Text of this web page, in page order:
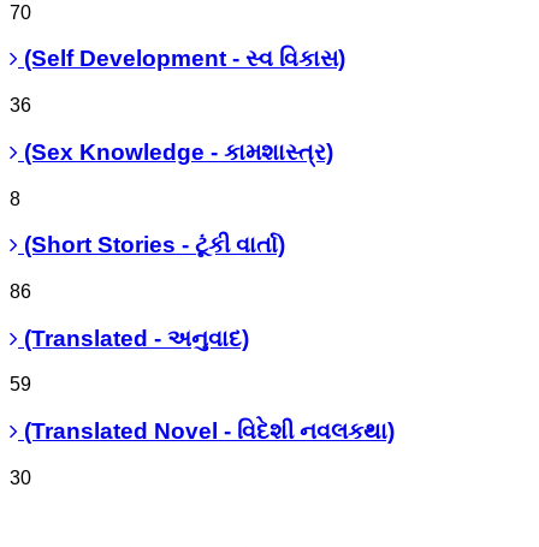
70
(Self Development - સ્વ વિકાસ)
36
(Sex Knowledge - કામશાસ્ત્ર)
8
(Short Stories - ટૂંકી વાર્તા)
86
(Translated - અનુવાદ)
59
(Translated Novel - વિદેશી નવલકથા)
30